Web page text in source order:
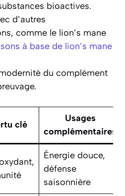
bioactives.
d’autres
comme le lion’s mane
à base de lion’s mane
du complément
clé
Usages
complémentaires
Énergie douce,
défense
saisonnière